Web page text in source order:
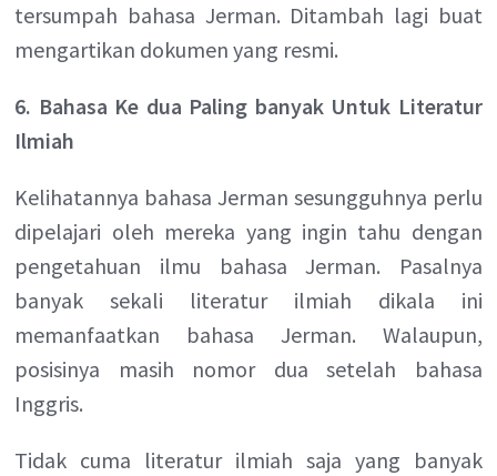
tersumpah bahasa Jerman. Ditambah lagi buat
mengartikan dokumen yang resmi.
6. Bahasa Ke dua Paling banyak Untuk Literatur
Ilmiah
Kelihatannya bahasa Jerman sesungguhnya perlu
dipelajari oleh mereka yang ingin tahu dengan
pengetahuan ilmu bahasa Jerman. Pasalnya
banyak sekali literatur ilmiah dikala ini
memanfaatkan bahasa Jerman. Walaupun,
posisinya masih nomor dua setelah bahasa
Inggris.
Tidak cuma literatur ilmiah saja yang banyak